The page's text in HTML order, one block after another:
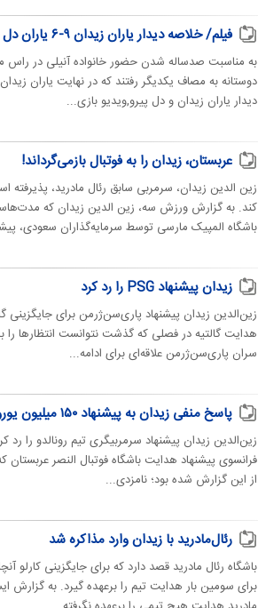
فیلم/ خلاصه دیدار یاران زیدان ۹-۶ یاران دل پیرو (به بهانه صدمین سالگرد مالکیت یوونتوس)
به مناسبت صدساله شدن حضور خانواده آنیلی در راس
دیدار یاران زیدان و دل پیرو,ویدیو بازی...
عربستان، زیدان را به فوتبال بازمی‌گرداند!
زین الدین زیدان، سرمربی سابق رئال مادرید،
کند. به گزارش ورزش سه، زین الدین زیدان که
باشگاه المپیک مارسی توسط سرمایه‌گذاران سعودی،
زیدان پیشنهاد PSG را رد کرد
زین‌الدین زیدان پیشنهاد پاری‌سن‌ژرمن برای جایگزینی
هدایت گالتیه در فصلی که گذشت نتوانست انتظارها را
سران پاری‌سن‌ژرمن علاقه‌ای برای ادامه...
پاسخ منفی زیدان به پیشنهاد ۱۵۰ میلیون یورویی هدایت النصر
زین‌الدین زیدان پیشنهاد سرمربیگری تیم رونالدو را
فرانسوی پیشنهاد هدایت باشگاه فوتبال النصر عربستان
از این گزارش شده بود؛ نامزدی...
رئال‌مادرید با زیدان وارد مذاکره شد
باشگاه رئال مادرید قصد دارد که برای جایگزینی کارلو
برای سومین بار هدایت تیم را برعهده گیرد. به گزارش